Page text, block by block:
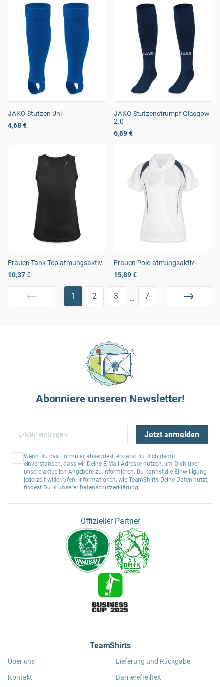
JAKO Stutzen Uni
4,68 €
JAKO Stutzenstrumpf Glasgow
2.0
6,69 €
Frauen Tank Top atmungsaktiv
10,37 €
Frauen Polo atmungsaktiv
15,89 €
1 2 3 … 7
Abonniere unseren Newsletter!
Jetzt anmelden
Wenn Du das Formular absendest, erklärst Du Dich damit
einverstanden, dass wir Deine E-Mail-Adresse nutzen, um Dich über
unsere aktuellen Angebote zu informieren. Du kannst die Einwilligung
jederzeit widerrufen. Informationen, wie TeamShirts Deine Daten nutzt,
findest Du in unserer Datenschutzerklärung.
Offizieller Partner
TeamShirts
Über uns
Kontakt
Lieferung und Rückgabe
Barrierefreiheit